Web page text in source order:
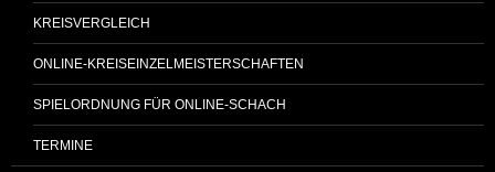
KREISVERGLEICH
ONLINE-KREISEINZELMEISTERSCHAFTEN
SPIELORDNUNG FÜR ONLINE-SCHACH
TERMINE